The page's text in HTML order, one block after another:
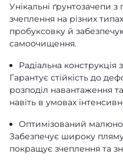
Унікальні ґрунтозачепи
зчеплення на різних
пробуксовку й
самоочищення.
Радіальна
Гарантує стійкість до
розподіл навантаження
навіть в умовах
Оптимізований
Забезпечує широку
покращує зчеплення та